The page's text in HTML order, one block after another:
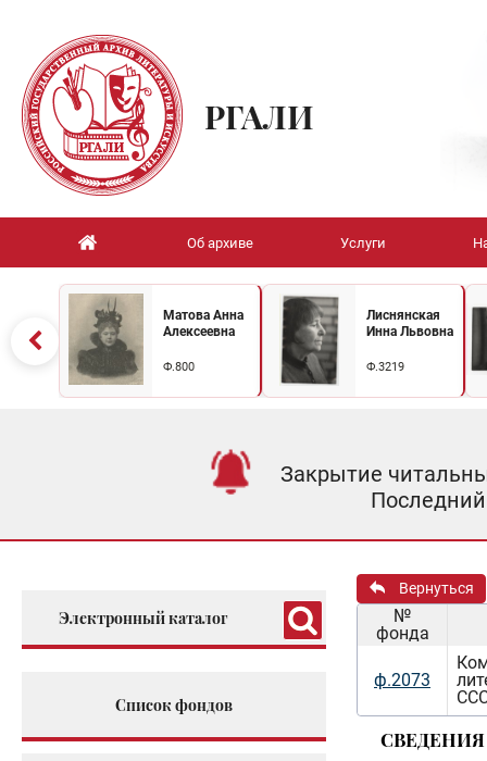
РГАЛИ
Об архиве Услуги
Матова Анна
Алексеевна
Ф.800
Лиснянская
Инна Львовна
Ф.3219
Закрытие
Электронный каталог
Список фондов
Вернуться
№
фонда
ф.2073
СВЕДЕНИЯ